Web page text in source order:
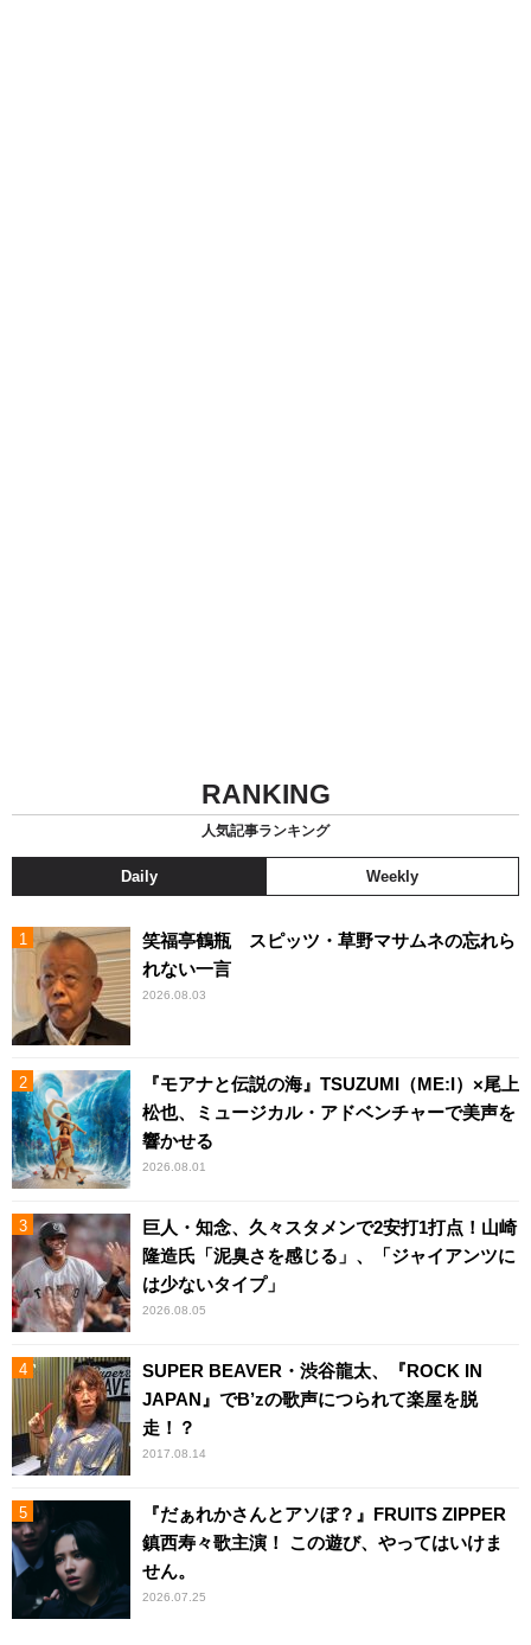
RANKING
人気記事ランキング
Daily Weekly
笑福亭鶴瓶 スピッツ・草野マサムネの忘れら
れない一言
2026.08.03
『モアナと伝説の海』TSUZUMI（ME:I）×尾上
松也、ミュージカル・アドベンチャーで美声を
響かせる
2026.08.01
巨人・知念、久々スタメンで2安打1打点！山崎
隆造氏「泥臭さを感じる」、「ジャイアンツに
は少ないタイプ」
2026.08.05
SUPER BEAVER・渋谷龍太、『ROCK IN
JAPAN』でB’zの歌声につられて楽屋を脱
走！？
2017.08.14
『だぁれかさんとアソぼ？』FRUITS ZIPPER
鎮西寿々歌主演！ この遊び、やってはいけま
せん。
2026.07.25